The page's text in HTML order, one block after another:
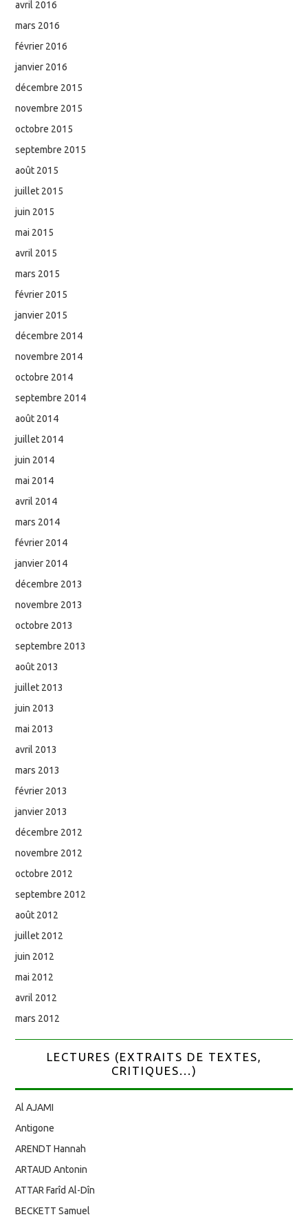
avril 2016
mars 2016
février 2016
janvier 2016
décembre 2015
novembre 2015
octobre 2015
septembre 2015
août 2015
juillet 2015
juin 2015
mai 2015
avril 2015
mars 2015
février 2015
janvier 2015
décembre 2014
novembre 2014
octobre 2014
septembre 2014
août 2014
juillet 2014
juin 2014
mai 2014
avril 2014
mars 2014
février 2014
janvier 2014
décembre 2013
novembre 2013
octobre 2013
septembre 2013
août 2013
juillet 2013
juin 2013
mai 2013
avril 2013
mars 2013
février 2013
janvier 2013
décembre 2012
novembre 2012
octobre 2012
septembre 2012
août 2012
juillet 2012
juin 2012
mai 2012
avril 2012
mars 2012
LECTURES (EXTRAITS DE TEXTES,
CRITIQUES...)
Al AJAMI
Antigone
ARENDT Hannah
ARTAUD Antonin
ATTAR Farîd Al-Dîn
BECKETT Samuel